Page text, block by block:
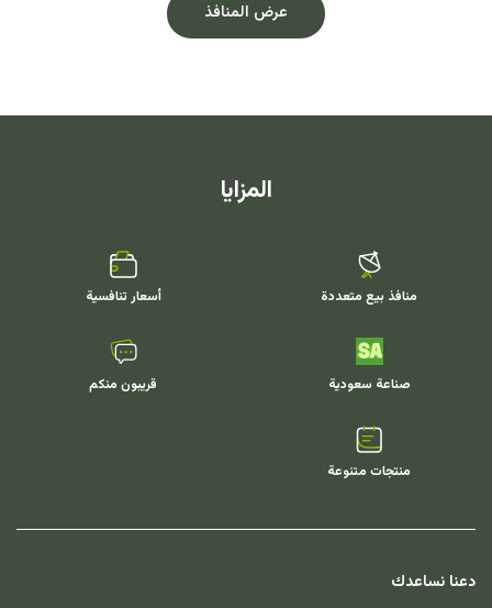
عرض المنافذ
المزايا
منافذ بيع متعددة أسعار تنافسية
صناعة سعودية قريبون منكم
منتجات متنوعة
دعنا نساعدك